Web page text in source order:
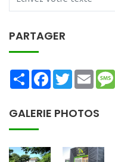
PARTAGER
ShareFacebookTwitterEmail
GALERIE PHOTOS